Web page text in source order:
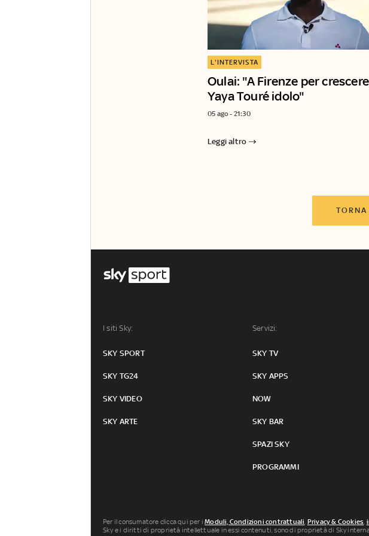
Oulai: "A Firenze per
Yaya Touré idolo"
L'INTERVISTA
05 ago - 21:30
Leggi altro
I siti Sky:
SKY SPORT
SKY TG24
SKY VIDEO
SKY ARTE
Servizi:
SKY TV
SKY APPS
NOW
SKY BAR
SPAZI SKY
PROGRAMMI
Per il consumatore clicca qui per iModuli, Condizioni contrattuali, Privacy & Cookies,
Sky e i diritti di proprietà intellettuale in essi contenuti, sono di proprietà di Sky